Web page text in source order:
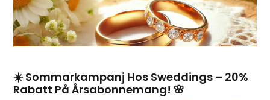
☀️ Sommarkampanj Hos Sweddings – 20%
Rabatt På Årsabonnemang! 🌸